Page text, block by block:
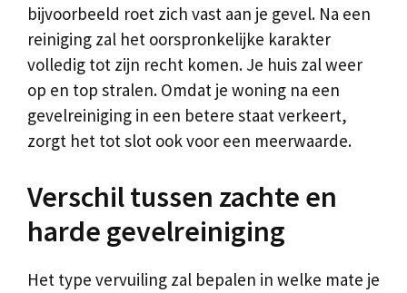
bijvoorbeeld roet zich vast aan je gevel. Na een
reiniging zal het oorspronkelijke karakter
volledig tot zijn recht komen. Je huis zal weer
op en top stralen. Omdat je woning na een
gevelreiniging in een betere staat verkeert,
zorgt het tot slot ook voor een meerwaarde.
Verschil tussen zachte en
harde gevelreiniging
Het type vervuiling zal bepalen in welke mate je